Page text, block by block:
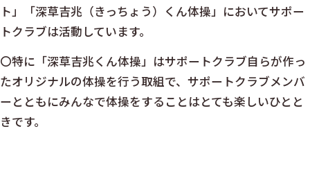
ト」「深草吉兆（きっちょう）くん体操」においてサポー
トクラブは活動しています。
〇特に「深草吉兆くん体操」はサポートクラブ自らが作っ
たオリジナルの体操を行う取組で、サポートクラブメンバ
ーとともにみんなで体操をすることはとても楽しいひとと
きです。